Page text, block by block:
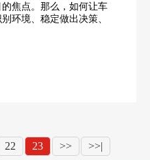
焦点。那么，如何让车
环境、稳定做出决策、
22 23 >> >>|